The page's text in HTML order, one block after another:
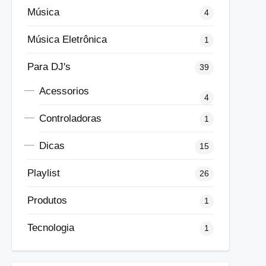
Música 4
Música Eletrônica 1
Para DJ's 39
Acessorios
4
Controladoras 1
Dicas 15
Playlist 26
Produtos 1
Tecnologia 1